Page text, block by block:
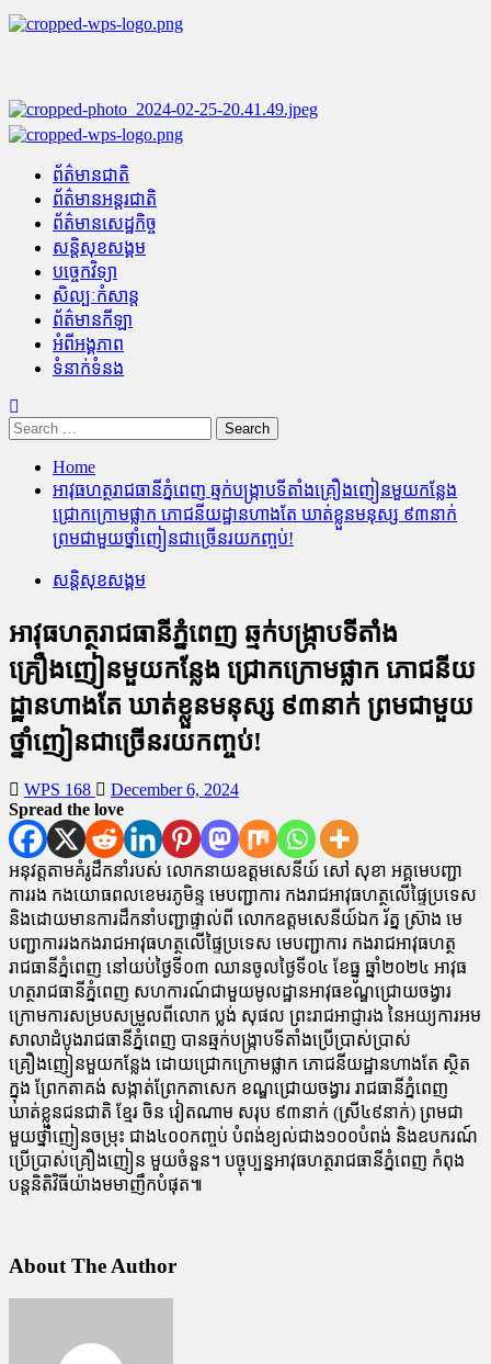
Skip
to
Primary
ព័ត៌មានជាតិ
ព័ត៌មានអន្តរជាតិ
ព័ត៌មានសេដ្ឋកិច្ច
សន្តិសុខសង្គម
បច្ចេកវិទ្យា
សិល្បៈកំសាន្ត
ព័ត៌មានកីឡា
អំពីអង្គភាព
ទំនាក់ទំនង
Search
for:
Home
អាវុធហត្ថរាជធានីភ្នំពេញ ឆ្មក់បង្ក្រាបទីតាំងគ្រឿងញៀនមួយកន្លែង
ជ្រោកក្រោមផ្លាក ភោជនីយដ្ឋានហាងតែ ឃាត់ខ្លួនមនុស្ស ៩៣នាក់
ព្រមជាមួយថ្នាំញៀនជាច្រើនរយកញ្ចប់!
សន្តិសុខសង្គម
អាវុធហត្ថរាជធានីភ្នំពេញ ឆ្មក់បង្ក្រាបទីតាំង
គ្រឿងញៀនមួយកន្លែង ជ្រោកក្រោមផ្លាក ភោជនីយ
ដ្ឋានហាងតែ ឃាត់ខ្លួនមនុស្ស ៩៣នាក់ ព្រមជាមួយ
ថ្នាំញៀនជាច្រើនរយកញ្ចប់!
WPS 168
December 6, 2024
Spread the love
អនុវត្តតាមគំរូដឹកនាំរបស់ លោកនាយឧត្តមសេនីយ៍ សៅ សុខា អគ្គមេបញ្ជា
ការរង កងយោធពលខេមរភូមិន្ទ មេបញ្ជាការ កងរាជអាវុធហត្ថលើផ្ទៃប្រទេស
និងដោយមានការដឹកនាំបញ្ជាផ្ទាល់ពី លោកឧត្តមសេនីយ៍ឯក រ័ត្ន ស្រ៊ាង មេ
បញ្ជាការរងកងរាជអាវុធហត្ថលើផ្ទៃប្រទេស មេបញ្ជាការ កងរាជអាវុធហត្ថ
រាជធានីភ្នំពេញ នៅយប់ថ្ងៃទី០៣ ឈានចូលថ្ងៃទី០៤ ខែធ្នូ ឆ្នាំ២០២៤ អាវុធ
ហត្ថរាជធានីភ្នំពេញ សហការណ៍ជាមួយមូលដ្ឋានអាវុធខណ្ឌជ្រោយចង្វារ
ក្រោមការសម្របសម្រួលពីលេាក ប្លង់ សុផល ព្រះរាជអាជ្ញារង នៃអយ្យការអម
សាលាដំបូងរាជធានីភ្នំពេញ បានឆ្មក់បង្ក្រាបទីតាំងប្រើប្រាស់ប្រាស់
គ្រឿងញៀនមួយកន្លែង ដោយជ្រោកក្រោមផ្លាក ភោជនីយដ្ឋានហាងតែ ស្ថិត
ក្នុង ព្រែកតាគង់ សង្កាត់ព្រែកតាសេក ខណ្ឌជ្រោយចង្វារ រាជធានីភ្នំពេញ
ឃាត់ខ្លួនជនជាតិ ខ្មែរ ចិន វៀតណាម សរុប ៩៣នាក់ (ស្រី៤៩នាក់) ព្រមជា
មួយថ្នាំញៀនចម្រុះ ជាង៤០០កញ្ចប់ បំពង់ខ្យល់ជាង១០០បំពង់ និងឧបករណ៍
ប្រើប្រាស់គ្រឿងញៀន មួយចំនួន។ បច្ចុប្បន្នអាវុធហត្ថរាជធានីភ្នំពេញ កំពុង
បន្តនិតិវិធីយ៉ាងមមាញឹកបំផុត៕
About The Author